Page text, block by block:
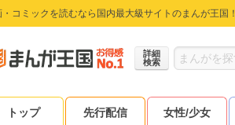
・コミックを読むなら国内最大級サイトのまんが王国！
詳細
検索
トップ 先行配信 女性/少女